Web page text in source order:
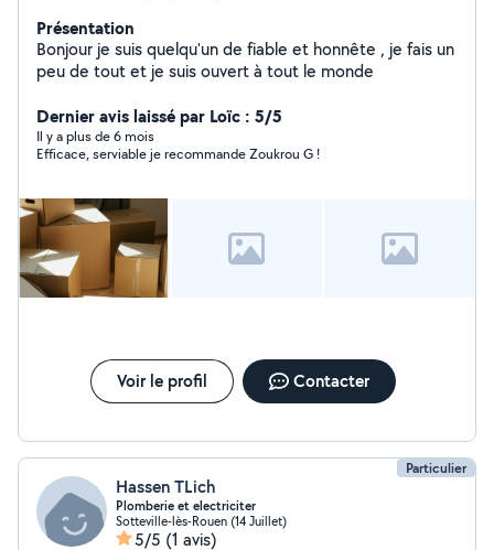
Présentation
Bonjour je suis quelqu'un de fiable et honnête , je fais un
peu de tout et je suis ouvert à tout le monde
Dernier avis laissé par Loïc : 5/5
Il y a plus de 6 mois
Efficace, serviable je recommande Zoukrou G !
Voir le profil Contacter
Particulier
Hassen TLich
Plomberie et electriciter
Sotteville-lès-Rouen (14 Juillet)
5/5 (1 avis)